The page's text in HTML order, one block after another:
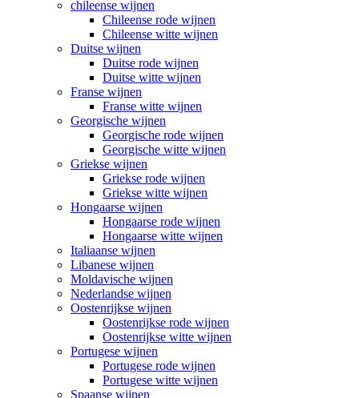
chileense wijnen
Chileense rode wijnen
Chileense witte wijnen
Duitse wijnen
Duitse rode wijnen
Duitse witte wijnen
Franse wijnen
Franse witte wijnen
Georgische wijnen
Georgische rode wijnen
Georgische witte wijnen
Griekse wijnen
Griekse rode wijnen
Griekse witte wijnen
Hongaarse wijnen
Hongaarse rode wijnen
Hongaarse witte wijnen
Italiaanse wijnen
Libanese wijnen
Moldavische wijnen
Nederlandse wijnen
Oostenrijkse wijnen
Oostenrijkse rode wijnen
Oostenrijkse witte wijnen
Portugese wijnen
Portugese rode wijnen
Portugese witte wijnen
Spaanse wijnen